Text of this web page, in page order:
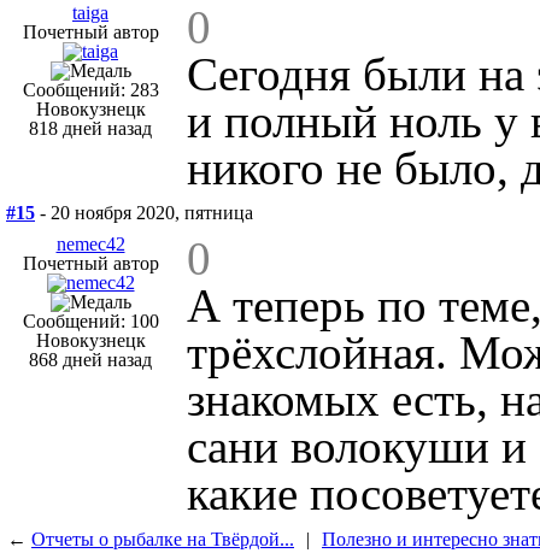
taiga
Почетный автор
Сообщений: 283
Новокузнецк
818 дней назад
0
Сегодня были на
и полный ноль у
никого не было,
#15 - 20 ноября 2020, пятница
nemec42
Почетный автор
Сообщений: 100
Новокузнецк
868 дней назад
0
А теперь по
трёхслойная.
знакомых есть,
сани волокуши и
какие
← Отчеты о рыбалке на Твёрдой... | Полезно и интересно